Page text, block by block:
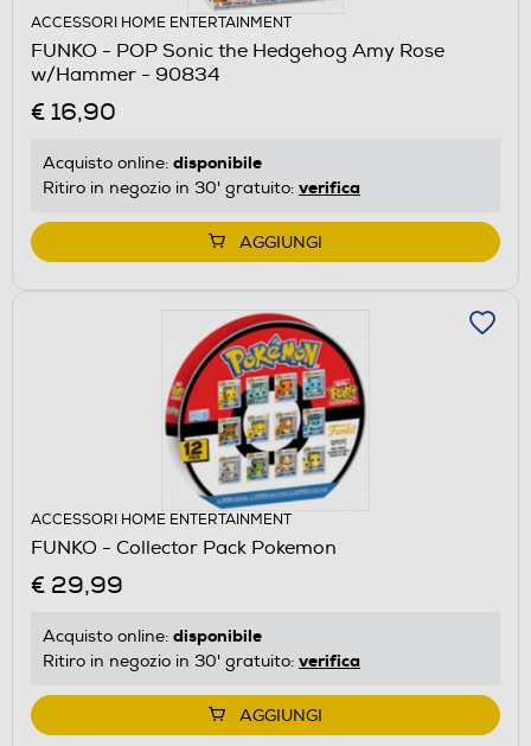
ACCESSORI HOME ENTERTAINMENT
FUNKO - POP Sonic the Hedgehog Amy Rose
w/Hammer - 90834
€ 16,90
Acquisto online: disponibile
Ritiro in negozio in 30' gratuito: verifica
AGGIUNGI
ACCESSORI HOME ENTERTAINMENT
FUNKO - Collector Pack Pokemon
€ 29,99
Acquisto online: disponibile
Ritiro in negozio in 30' gratuito: verifica
AGGIUNGI